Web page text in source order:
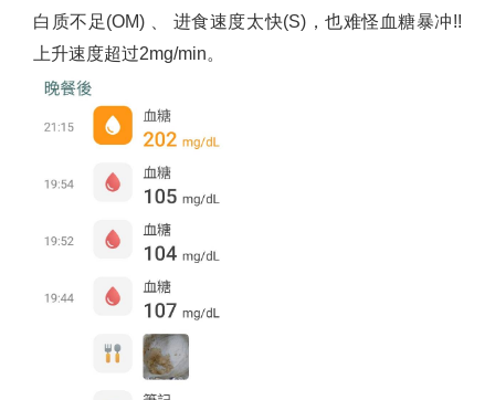
白质不足(OM)
进食速度太快(S)，也难怪血糖暴冲!!
上升速度超过2mg/min。